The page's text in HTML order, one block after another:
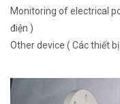
Monitoring of electrical
điện )
Other device ( Các thiết